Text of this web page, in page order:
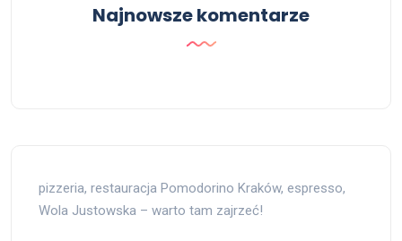
Najnowsze komentarze
pizzeria, restauracja Pomodorino Kraków, espresso,
Wola Justowska – warto tam zajrzeć!